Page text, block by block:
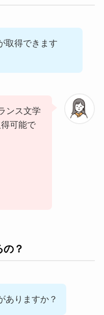
取得できます
ンス文学
可能で
？
ありますか？